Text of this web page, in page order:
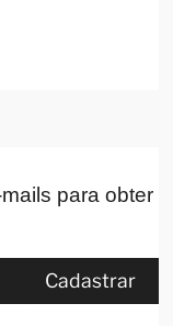
para obter
Cadastrar